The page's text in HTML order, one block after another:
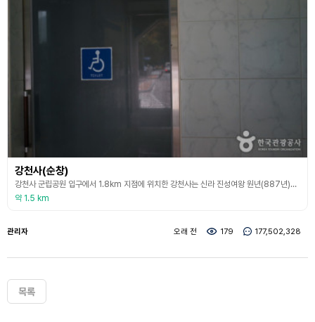
강천사(순창)
강천사 군립공원 입구에서 1.8km 지점에 위치한 강천사는 신라 진성여왕 원년(887년)에 도선국사에 의해 창건되었다. 그 후 번창하여 고려 충숙왕 3년(1316년) 덕현선사가 사찰을 중창하고 5층 석탑을 세웠고 한때 12개 암자와 1천여명의 승려들이 머물렀다고 한다. 그런데 임진왜란 때 석탑만 남고 모두 소실되었다. 선조 37년 (1604년)에 소요대사가 재건했으나 다시 한국전쟁 때 소실되었다가 1959년 원상대로 복원하였다.충신리와 남계리, 석장승
약 1.5 km
관리자 오래 전 179 177,502,328
목록